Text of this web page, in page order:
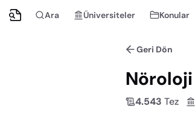
Ara Üniversiteler Konular
Geri Dön
Nöroloji
4.543 Tez